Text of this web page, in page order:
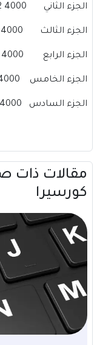
الجزء الثاني 4000 Essential English Words-2
الجزء الثالث 4000 Essential English Words-3
الجزء الرابع 4000 Essential English Words-4
الجزء الخامس 4000 Essential English Words-5
الجزء السادس 4000 Essential English Words-6
مقالات ذات
كورسيرا